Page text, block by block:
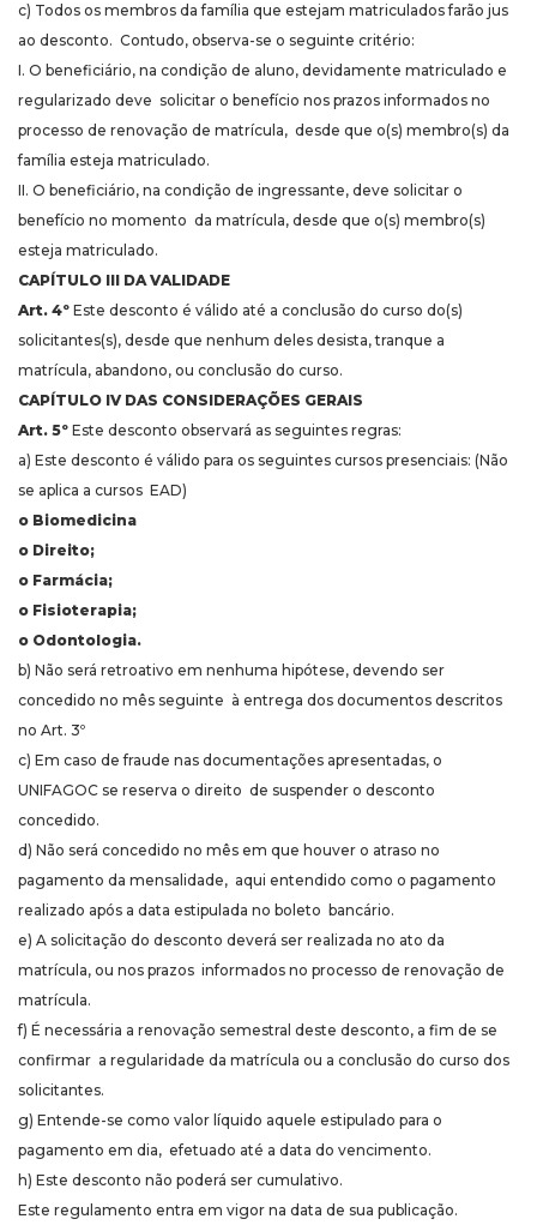
c) Todos os membros da família que estejam matriculados farão jus
ao desconto. Contudo, observa-se o seguinte critério:
I. O beneficiário, na condição de aluno, devidamente matriculado e
regularizado deve solicitar o benefício nos prazos informados no
processo de renovação de matrícula, desde que o(s) membro(s) da
família esteja matriculado.
II. O beneficiário, na condição de ingressante, deve solicitar o
benefício no momento da matrícula, desde que o(s) membro(s)
esteja matriculado.
CAPÍTULO III DA VALIDADE
Art. 4º Este desconto é válido até a conclusão do curso do(s)
solicitantes(s), desde que nenhum deles desista, tranque a
matrícula, abandono, ou conclusão do curso.
CAPÍTULO IV DAS CONSIDERAÇÕES GERAIS
Art. 5º Este desconto observará as seguintes regras:
a) Este desconto é válido para os seguintes cursos presenciais: (Não
se aplica a cursos EAD)
o Biomedicina
o Direito;
o Farmácia;
o Fisioterapia;
o Odontologia.
b) Não será retroativo em nenhuma hipótese, devendo ser
concedido no mês seguinte à entrega dos documentos descritos
no Art. 3º
c) Em caso de fraude nas documentações apresentadas, o
UNIFAGOC se reserva o direito de suspender o desconto
concedido.
d) Não será concedido no mês em que houver o atraso no
pagamento da mensalidade, aqui entendido como o pagamento
realizado após a data estipulada no boleto bancário.
e) A solicitação do desconto deverá ser realizada no ato da
matrícula, ou nos prazos informados no processo de renovação de
matrícula.
f) É necessária a renovação semestral deste desconto, a fim de se
confirmar a regularidade da matrícula ou a conclusão do curso dos
solicitantes.
g) Entende-se como valor líquido aquele estipulado para o
pagamento em dia, efetuado até a data do vencimento.
h) Este desconto não poderá ser cumulativo.
Este regulamento entra em vigor na data de sua publicação.